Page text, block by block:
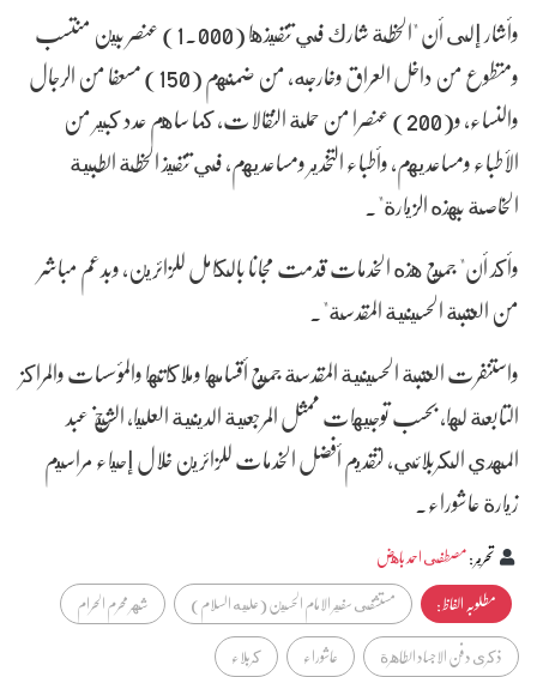
وأشار إلى أن "الخطة شارك في تنفيذها (1.000) عنصر بين منتسب
ومتطوع من داخل العراق وخارجه، من ضمنهم (150) مسعفا من الرجال
والنساء، و(200) عنصرا من حملة النقالات، كما ساهم عدد كبير من
الأطباء ومساعديهم، وأطباء التخدير ومساعديهم، في تنفيذ الخطة الطبية
الخاصة بهذه الزيارة".
وأكد أن" جميع هذه الخدمات قدمت مجانا بالكامل للزائرين، وبدعم مباشر
من العتبة الحسينية المقدسة".
واستنفرت العتبة الحسينية المقدسة جميع أقسامها وملاكاتها والمؤسسات والمراكز
التابعة لها، بحسب توجيهات ممثل المرجعية الدينية العليا، الشيخ عبد
المهدي الكربلائي، لتقديم أفضل الخدمات للزائرين خلال إحياء مراسيم
زيارة عاشوراء.
تحرير:مصطفى احمد باهض
مطلوبہ الفاظ :
مستشفى سفير الامام الحسين (عليه السلام)
شهر محرم الحرام
ذكرى دفن الاجساد الطاهرة
عاشوراء كربلاء